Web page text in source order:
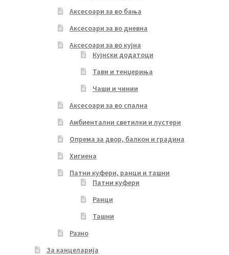
Аксесоари за во бања
Аксесоари за во дневна
Аксесоари за во кујна
Кујнски додатоци
Тави и тенџериња
Чаши и чинии
Аксесоари за во спална
Амбиентални светилки и лустери
Опрема за двор, балкон и градина
Хигиена
Патни куфери, ранци и ташни
Патни куфери
Ранци
Ташни
Разно
За канцеларија